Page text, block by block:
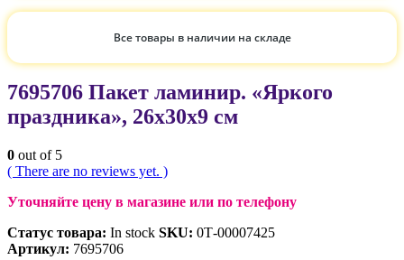
Все товары в наличии на складе
7695706 Пакет ламинир. «Яркого
праздника», 26х30х9 см
0 out of 5
( There are no reviews yet. )
Уточняйте цену в магазине или по телефону
Статус товара: In stock SKU: 0Т-00007425
Артикул: 7695706